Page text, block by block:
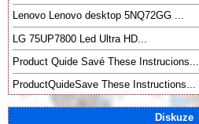
Lenovo Lenovo desktop 5NQ72GG ...
LG 75UP7800 Led Ultra HD...
Product Quide Savé These Instrucions...
ProductQuideSave These Instructions...
Diskuze